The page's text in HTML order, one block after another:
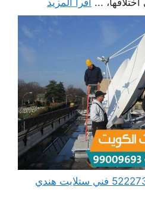
... اقرأ المزيد
فني ستلايت المطلاع 52227330 فني ستلايت هندي